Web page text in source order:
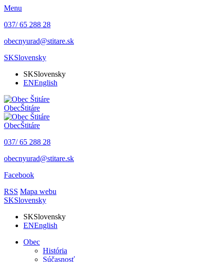
Menu
037/ 65 288 28
obecnyurad@stitare.sk
SKSlovensky
SKSlovensky
ENEnglish
ObecŠtitáre
ObecŠtitáre
037/ 65 288 28
obecnyurad@stitare.sk
Facebook
RSS Mapa webu
SKSlovensky
SKSlovensky
ENEnglish
Obec
História
Súčasnosť